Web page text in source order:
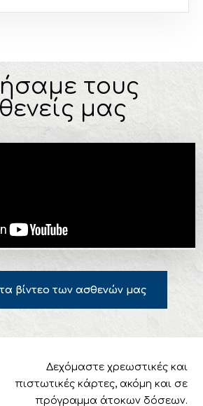
τους
μας
βίντεο των ασθενών μας
Δεχόμαστε χρεωστικές και
πιστωτικές κάρτες, ακόμη και σε
πρόγραμμα άτοκων δόσεων.